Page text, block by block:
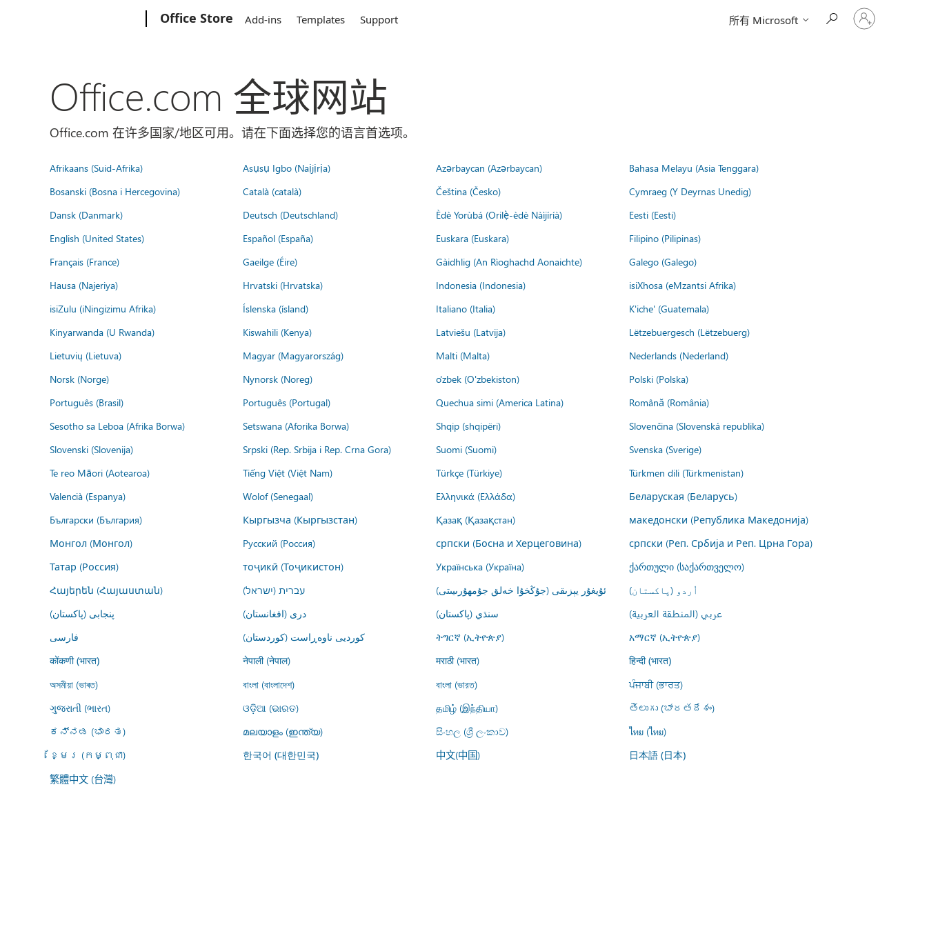
Office Store Add-ins Templates Support 所有 Microsoft
请
登
Office.com 全球网站
Office.com 在许多国家/地区可用。请在下面选择您的语言首选项。
Afrikaans (Suid-Afrika) Asụsụ Igbo (Naịjịrịa) Azərbaycan (Azərbaycan)
Bahasa Melayu (Asia Tenggara)
Bosanski (Bosna i Hercegovina)
Català (català) Čeština (Česko)
Cymraeg (Y Deyrnas Unedig)
Dansk (Danmark)
Deutsch (Deutschland) Èdè Yorùbá (Orilẹ̀-èdè Nàìjíríà)
Eesti (Eesti)
English (United States)
Español (España) Euskara (Euskara)
Filipino (Pilipinas)
Français (France)
Gaeilge (Éire) Gàidhlig (An Rìoghachd Aonaichte)
Galego (Galego)
Hausa (Najeriya)
Hrvatski (Hrvatska) Indonesia (Indonesia)
isiXhosa (eMzantsi Afrika)
isiZulu (iNingizimu Afrika)
Íslenska (ísland) Italiano (Italia)
K'iche' (Guatemala)
Kinyarwanda (U Rwanda)
Kiswahili (Kenya) Latviešu (Latvija)
Lëtzebuergesch (Lëtzebuerg)
Lietuvių (Lietuva)
Magyar (Magyarország) Malti (Malta)
Nederlands (Nederland)
Norsk (Norge)
Nynorsk (Noreg) o'zbek (O'zbekiston)
Polski (Polska)
Português (Brasil)
Português (Portugal) Quechua simi (America Latina)
Română (România)
Sesotho sa Leboa (Afrika Borwa)
Setswana (Aforika Borwa) Shqip (shqipëri)
Slovenčina (Slovenská republika)
Slovenski (Slovenija)
Srpski (Rep. Srbija i Rep. Crna Gora) Suomi (Suomi)
Svenska (Sverige)
Te reo Māori (Aotearoa)
Tiếng Việt (Việt Nam) Türkçe (Türkiye)
Türkmen dili (Türkmenistan)
Valencià (Espanya)
Wolof (Senegaal) Ελληνικά (Ελλάδα)
Беларуская (Беларусь)
Български (България)
Кыргызча (Кыргызстан) Қазақ (Қазақстан)
македонски (Република Македонија)
Монгол (Монгол)
Русский (Россия) српски (Босна и Херцеговина)
српски (Реп. Србија и Реп. Црна Гора)
Татар (Россия)
тоҷикӣ (Тоҷикистон) Українська (Україна)
ქართული (საქართველო)
Հայերեն (Հայաստան)
עברית (ישראל) ئۇيغۇر يېزىقى (جۇڭخۇا خەلق جۇمھۇرىيىتى)
اُردو (پاکستان)
پنجابی (پاکستان)
درى (افغانستان) سنڌي (پاکستان)
عربي (المنطقة العربية)
فارسى
کوردیی ناوەڕاست (کوردستان) ትግርኛ (ኢትዮጵያ) አማርኛ (ኢትዮጵያ)
कोंकणी (भारत) नेपाली (नेपाल) मराठी (भारत) हिन्दी (भारत)
অসমীয়া (ভাৰত) বাংলা (বাংলাদেশ) বাংলা (ভারত)
ਪੰਜਾਬੀ (ਭਾਰਤ)
ગુજરાતી (ભારત)
ଓଡ଼ିଆ (ଭାରତ) தமிழ் (இந்தியா)
తెలుగు (భారతదేశం)
ಕನ್ನಡ (ಭಾರತ)
മലയാളം (ഇന്ത്യ) සිංහල (ශ්‍රී ලංකාව)
ไทย (ไทย)
ខ្មែរ (កម្ពុជា)
한국어 (대한민국) 中文(中国) 日本語 (日本)
繁體中文 (台灣)